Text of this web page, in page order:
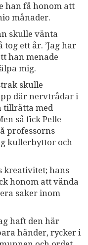
han få honom att
månader.
skulle vänta
ett år. ’Jag har
han menade
mig.
skulle
där nervtrådar i
tillrätta med
så fick Pelle
professorns
kullerbyttor och
kreativitet; hans
honom att vända
saker inom
haft den här
händer, rycker i